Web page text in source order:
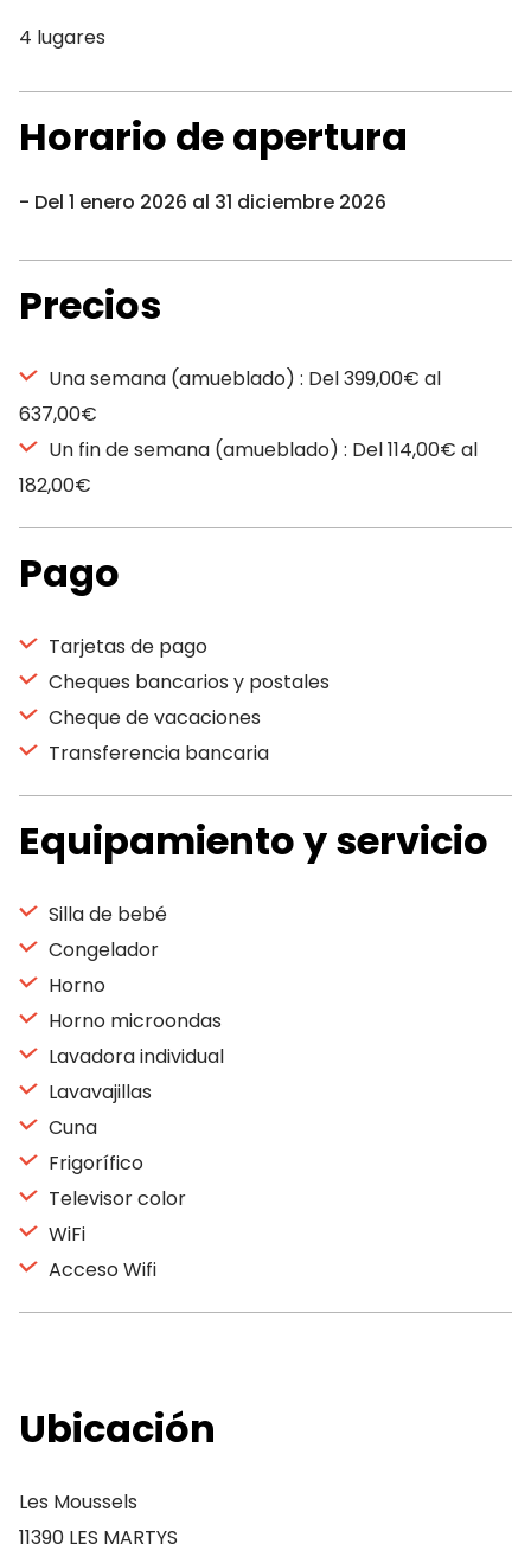
4 lugares
Horario de apertura
Del 1 enero 2026 al 31 diciembre 2026
Precios
Una semana (amueblado) : Del 399,00€ al
637,00€
Un fin de semana (amueblado) : Del 114,00€ al
182,00€
Pago
Tarjetas de pago
Cheques bancarios y postales
Cheque de vacaciones
Transferencia bancaria
Equipamiento y servicio
Silla de bebé
Congelador
Horno
Horno microondas
Lavadora individual
Lavavajillas
Cuna
Frigorífico
Televisor color
WiFi
Acceso Wifi
Ubicación
Les Moussels
11390 LES MARTYS